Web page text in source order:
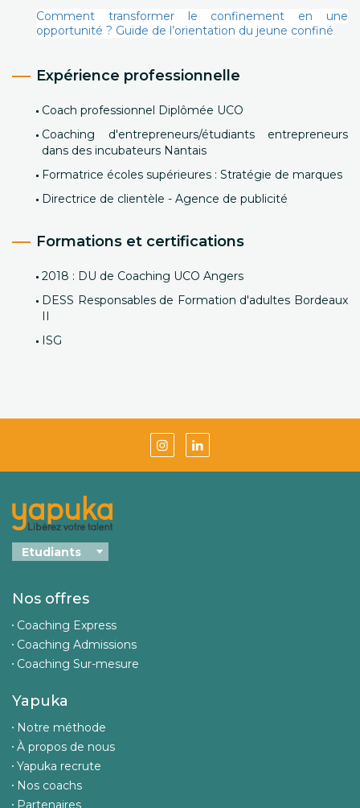
Comment transformer le confinement en une
opportunité ? Guide de l’orientation du jeune confiné
Expérience professionnelle
Coach professionnel Diplômée UCO
Coaching d'entrepreneurs/étudiants entrepreneurs
dans des incubateurs Nantais
Formatrice écoles supérieures : Stratégie de marques
Directrice de clientèle - Agence de publicité
Formations et certifications
2018 : DU de Coaching UCO Angers
DESS Responsables de Formation d'adultes Bordeaux
II
ISG
Nos offres
Coaching Express
Coaching Admissions
Coaching Sur-mesure
Yapuka
Notre méthode
À propos de nous
Yapuka recrute
Nos coachs
Partenaires